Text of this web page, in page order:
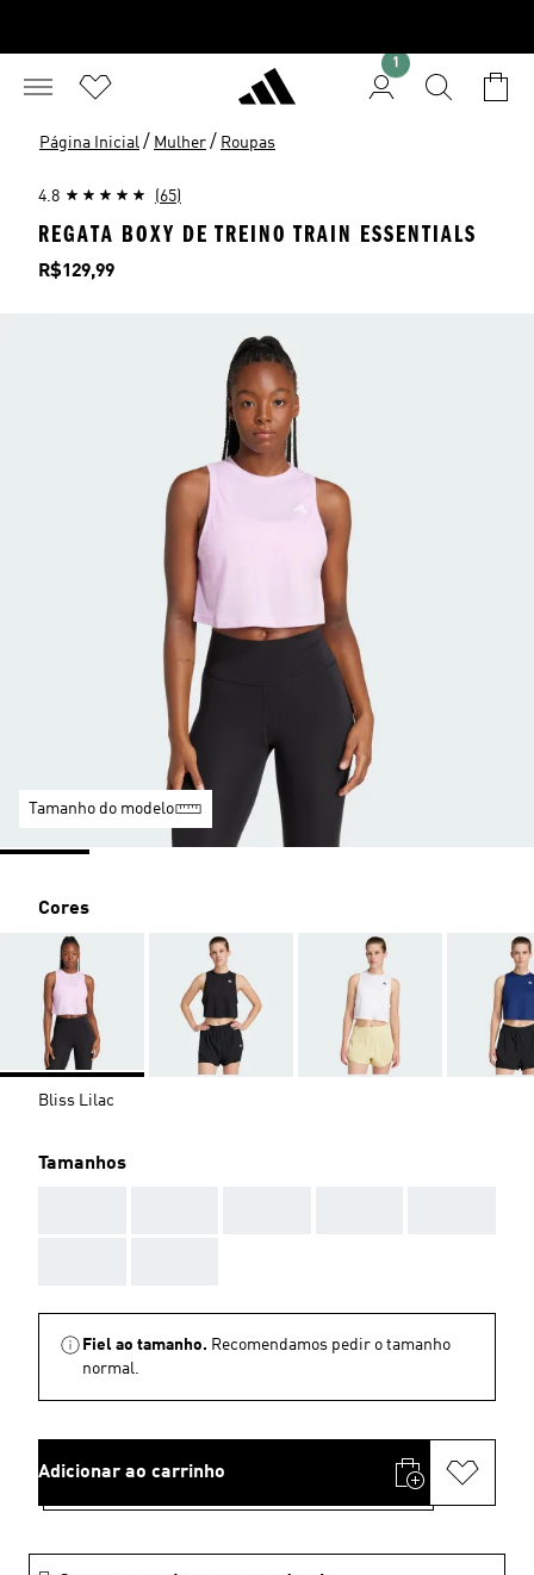
1
Página Inicial / Mulher / Roupas
4.8 (65)
REGATA BOXY DE TREINO TRAIN ESSENTIALS
Preço
R$129,99
Tamanho do modelo
Cores
Bliss Lilac
Tamanhos
Fiel ao tamanho. Recomendamos pedir o tamanho
normal.
Adicionar ao carrinho